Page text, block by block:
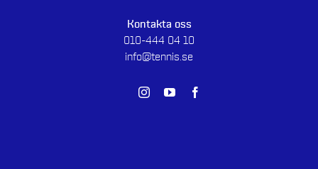
Kontakta oss
010-444 04 10
info@tennis.se